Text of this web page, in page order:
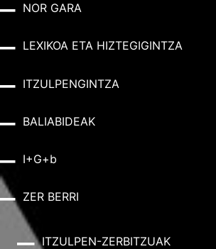
NOR GARA
LEXIKOA ETA HIZTEGIGINTZA
ITZULPENGINTZA
BALIABIDEAK
I+G+b
ZER BERRI
ITZULPEN-ZERBITZUAK